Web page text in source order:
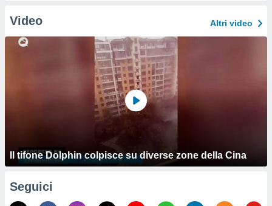
Video Altri video
Il tifone Dolphin colpisce su diverse zone della Cina
Seguici